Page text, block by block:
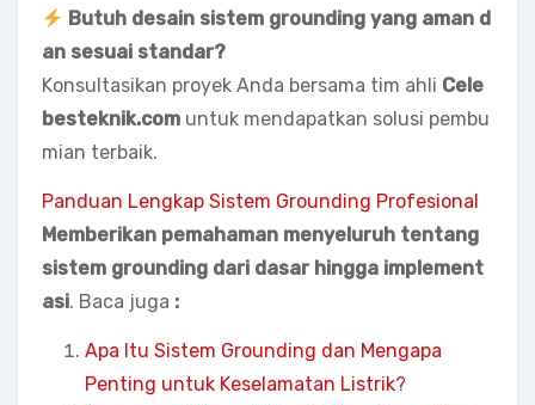
Butuh desain sistem grounding yang aman d
an sesuai standar?
Konsultasikan proyek Anda bersama tim ahli Cele
besteknik.com untuk mendapatkan solusi pembu
mian terbaik.
Panduan Lengkap Sistem Grounding Profesional
Memberikan pemahaman menyeluruh tentang
sistem grounding dari dasar hingga implement
asi. Baca juga :
Apa Itu Sistem Grounding dan Mengapa
Penting untuk Keselamatan Listrik?